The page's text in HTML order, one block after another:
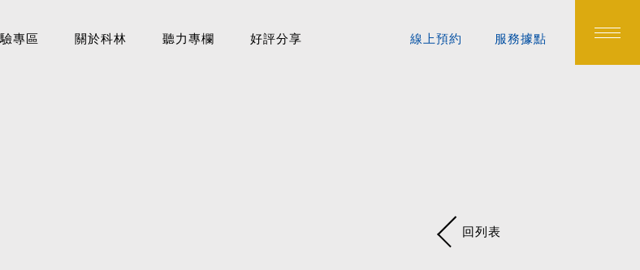
專區 關於科林 聽力專欄 好評分享 線上預約 服務據點
回列表